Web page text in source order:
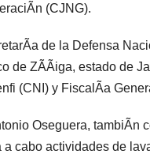
(CJNG).
de la Defensa
de ZÃÃiga, estado de
(CNI) y FiscalÃa
Oseguera, tambiÃn
a cabo actividades de